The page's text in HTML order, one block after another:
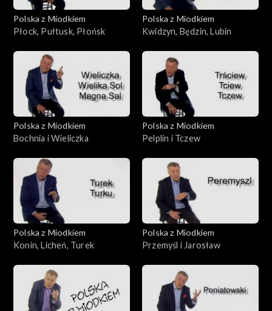
Polska z Miodkiem
Płock, Pułtusk, Płońsk
Polska z Miodkiem
Kwidzyn, Będzin, Lubin
Polska z Miodkiem
Bochnia i Wieliczka
Polska z Miodkiem
Pelplin i Tczew
Polska z Miodkiem
Konin, Licheń, Turek
Polska z Miodkiem
Przemyśl i Jarosław